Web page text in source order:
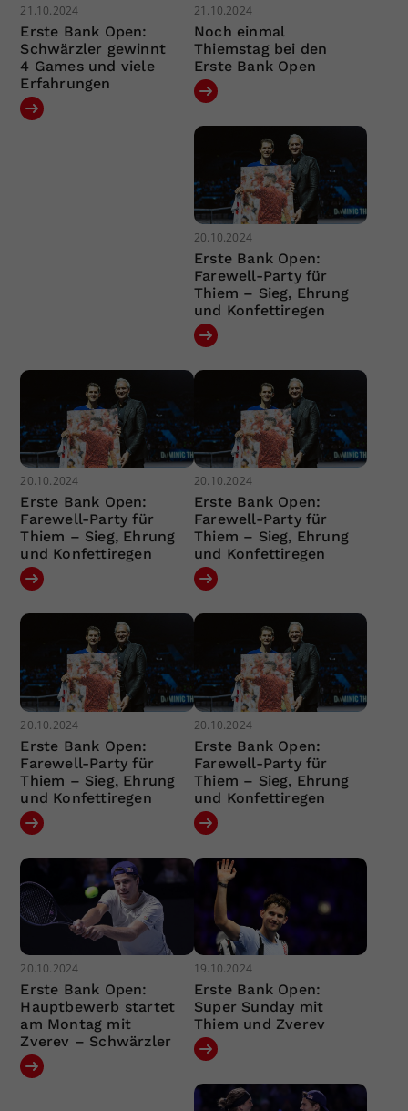
21.10.2024
Erste Bank Open:
Schwärzler gewinnt
4 Games und viele
Erfahrungen
21.10.2024
Noch einmal
Thiemstag bei den
Erste Bank Open
20.10.2024
Erste Bank Open:
Farewell-Party für
Thiem – Sieg, Ehrung
und Konfettiregen
20.10.2024
Erste Bank Open:
Farewell-Party für
Thiem – Sieg, Ehrung
und Konfettiregen
20.10.2024
Erste Bank Open:
Farewell-Party für
Thiem – Sieg, Ehrung
und Konfettiregen
20.10.2024
Erste Bank Open:
Farewell-Party für
Thiem – Sieg, Ehrung
und Konfettiregen
20.10.2024
Erste Bank Open:
Farewell-Party für
Thiem – Sieg, Ehrung
und Konfettiregen
20.10.2024
Erste Bank Open:
Hauptbewerb startet
am Montag mit
Zverev – Schwärzler
19.10.2024
Erste Bank Open:
Super Sunday mit
Thiem und Zverev